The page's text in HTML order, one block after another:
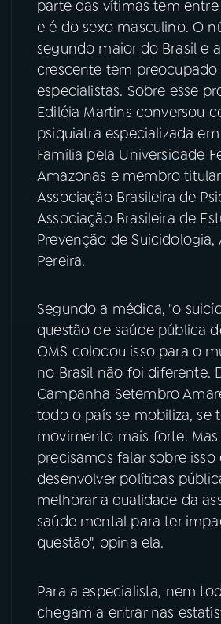
Instagram X
TikTok
parte das vítimas tem entre
e é do sexo masculino. O
segundo maior do Brasil e
crescente tem preocupado
especialistas. Sobre esse
Ediléia Martins conversou
psiquiatra especializada
Família pela Universidade
Amazonas e membro
Associação Brasileira de
Associação Brasileira de
Prevenção de Suicidologia,
Pereira.
Segundo a médica, "o
questão de saúde pública
OMS colocou isso para o
no Brasil não foi diferente.
Campanha Setembro
todo o país se mobiliza, se
movimento mais forte. Mas
precisamos falar sobre
desenvolver políticas
melhorar a qualidade da
saúde mental para ter
questão", opina ela.
Para a especialista, nem
chegam a entrar nas